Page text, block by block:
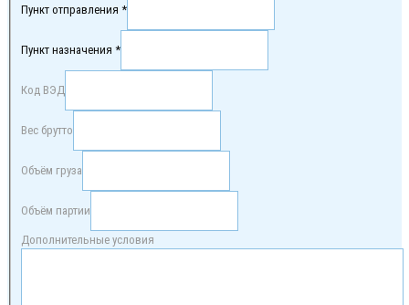
Пункт отправления *
Пункт назначения *
Код ВЭД
Вес брутто
Объём груза
Объём партии
Дополнительные условия